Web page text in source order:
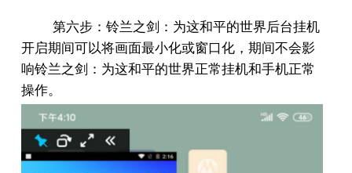
第六步：铃兰之剑：为这和平的世界后台挂机
开启期间可以将画面最小化或窗口化，期间不会影
响铃兰之剑：为这和平的世界正常挂机和手机正常
操作。